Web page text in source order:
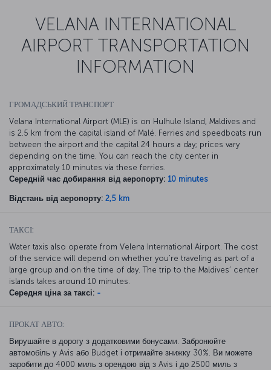
VELANA INTERNATIONAL
AIRPORT TRANSPORTATION
INFORMATION
ГРОМАДСЬКИЙ ТРАНСПОРТ
Velana International Airport (MLE) is on Hulhule Island, Maldives and
is 2.5 km from the capital island of Malé. Ferries and speedboats run
between the airport and the capital 24 hours a day; prices vary
depending on the time. You can reach the city center in
approximately 10 minutes via these ferries.
Середній час добирання від аеропорту: 10 minutes
Відстань від аеропорту: 2,5 km
ТАКСІ:
Water taxis also operate from Velena International Airport. The cost
of the service will depend on whether you’re traveling as part of a
large group and on the time of day. The trip to the Maldives’ center
islands takes around 10 minutes.
Середня ціна за таксі: -
ПРОКАТ АВТО:
Вирушайте в дорогу з додатковими бонусами. Забронюйте
автомобіль у Avis або Budget і отримайте знижку 30%. Ви можете
заробити до 4000 миль з орендою від з Avis і до 2500 миль з